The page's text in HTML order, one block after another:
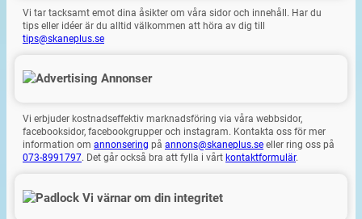
Vi tar tacksamt emot dina åsikter om våra sidor och innehåll. Har du
tips eller idéer är du alltid välkommen att höra av dig till
tips@skaneplus.se
Annonser
Vi erbjuder kostnadseffektiv marknadsföring via våra webbsidor,
facebooksidor, facebookgrupper och instagram. Kontakta oss för mer
information om annonsering på annons@skaneplus.se eller ring oss på
073-8991797. Det går också bra att fylla i vårt kontaktformulär.
Vi värnar om din integritet